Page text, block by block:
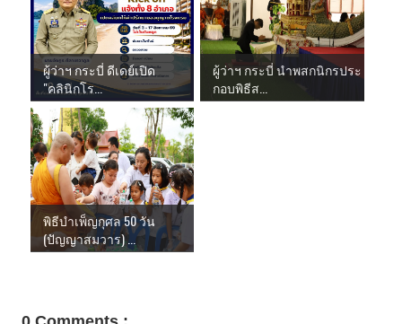
ผู้ว่าฯ กระบี่ ดีเดย์เปิด
"คลินิกโร...
ผู้ว่าฯ กระบี่ นำพสกนิกรประ
กอบพิธีส...
พิธีบำเพ็ญกุศล 50 วัน
(ปัญญาสมวาร) ...